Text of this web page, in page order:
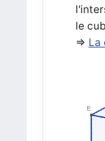
le
=> La